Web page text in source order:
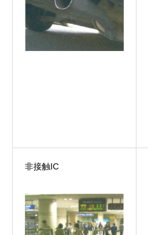
非接触IC